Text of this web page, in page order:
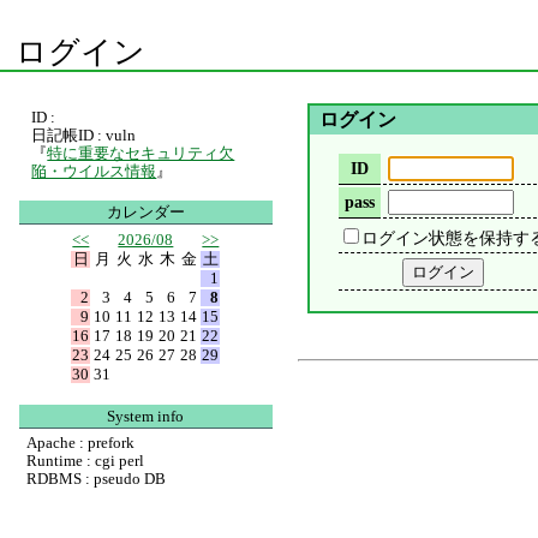
ログイン
ログイン
ID
pass
ログイン状態を保持す
ID :
日記帳ID : vuln
『特に重要なセキュリティ欠
陥・ウイルス情報 』
カレンダー
<<
2026/08
>>
日
月 火 水 木 金 土
1
2
3 4 5 6 7
8
9 10 11 12 13 14 15
16 17 18 19 20 21 22
23 24 25 26 27 28 29
30 31
System info
Apache : prefork
Runtime : cgi perl
RDBMS : pseudo DB